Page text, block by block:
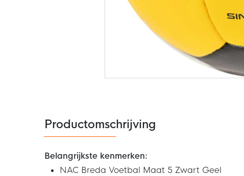
de
afbeeldingen-
gallerij
Productomschrijving
Belangrijkste kenmerken:
NAC Breda Voetbal Maat 5 Zwart Geel